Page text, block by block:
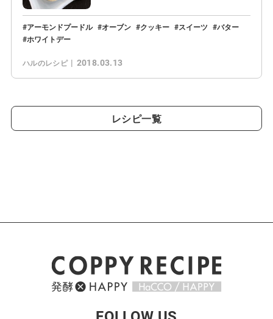
アーモンドプードル オーブン クッキー スイーツ
バター
ホワイトデー
ハルのレシピ 2018.03.13
レシピ一覧